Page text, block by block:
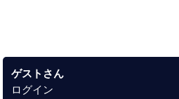
ゲストさん
ログイン